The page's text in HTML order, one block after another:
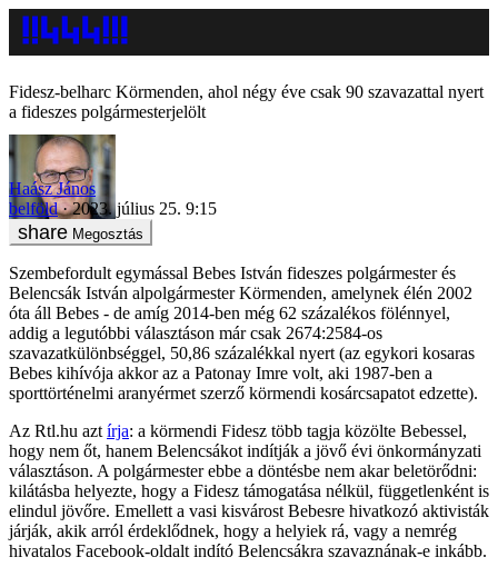
Fidesz-belharc Körmenden, ahol négy éve csak 90 szavazattal nyert
a fideszes polgármesterjelölt
Haász János
belföld
2023. július 25. 9:15
Megosztás
Szembefordult egymással Bebes István fideszes polgármester és
Belencsák István alpolgármester Körmenden, amelynek élén 2002
óta áll Bebes - de amíg 2014-ben még 62 százalékos fölénnyel,
addig a legutóbbi választáson már csak 2674:2584-os
szavazatkülönbséggel, 50,86 százalékkal nyert (az egykori kosaras
Bebes kihívója akkor az a Patonay Imre volt, aki 1987-ben a
sporttörténelmi aranyérmet szerző körmendi kosárcsapatot edzette).
Az Rtl.hu azt írja: a körmendi Fidesz több tagja közölte Bebessel,
hogy nem őt, hanem Belencsákot indítják a jövő évi önkormányzati
választáson. A polgármester ebbe a döntésbe nem akar beletörődni:
kilátásba helyezte, hogy a Fidesz támogatása nélkül, függetlenként is
elindul jövőre. Emellett a vasi kisvárost Bebesre hivatkozó aktivisták
járják, akik arról érdeklődnek, hogy a helyiek rá, vagy a nemrég
hivatalos Facebook-oldalt indító Belencsákra szavaznának-e inkább.